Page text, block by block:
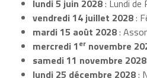
lundi 5 juin 2028: Lundi
vendredi 14 juillet 2028:
mardi 15 août 2028:
mercredi 1er novembre
samedi 11 novembre 2028
lundi 25 décembre 2028: